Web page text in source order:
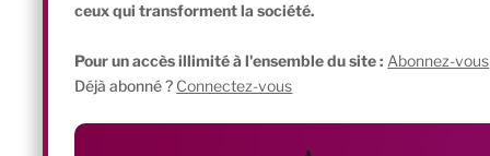
ceux qui transforment la société.
Pour un accès illimité à l'ensemble du site : Abonnez-vous
Déjà abonné ? Connectez-vous